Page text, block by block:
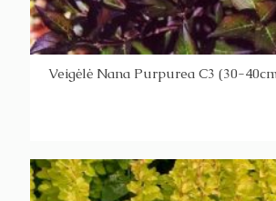
Veigėlė Nana Purpurea C3 (30-